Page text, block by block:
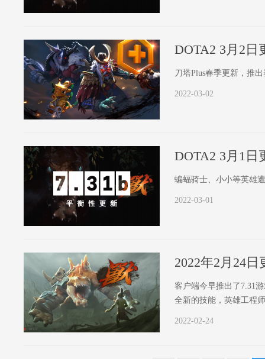
DOTA2 3月2日
刀塔Plus春季更新，推
2022-03-02
DOTA2 3月1日
蝙蝠骑士、小小等英雄
2022-03-01
2022年2月24
客户端今早推出了7.31
全新的技能，英雄工程
2022-02-24